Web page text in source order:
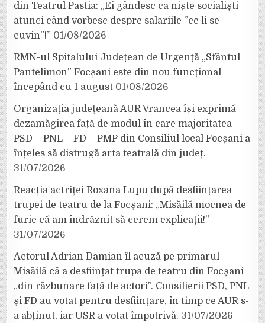
din Teatrul Pastia: „Ei gândesc ca niște socialiști
atunci când vorbesc despre salariile ”ce li se
cuvin”!” 01/08/2026
RMN-ul Spitalului Județean de Urgență „Sfântul
Pantelimon” Focșani este din nou funcțional
începând cu 1 august 01/08/2026
Organizația județeană AUR Vrancea își exprimă
dezamăgirea față de modul în care majoritatea
PSD – PNL – FD – PMP din Consiliul local Focșani a
înțeles să distrugă arta teatrală din județ.
31/07/2026
Reacția actriței Roxana Lupu după desființarea
trupei de teatru de la Focșani: „Misăilă mocnea de
furie că am îndrăznit să cerem explicații!”
31/07/2026
Actorul Adrian Damian îl acuză pe primarul
Misăilă că a desființat trupa de teatru din Focșani
„din răzbunare față de actori”. Consilierii PSD, PNL
și FD au votat pentru desființare, în timp ce AUR s-
a abținut, iar USR a votat împotrivă. 31/07/2026